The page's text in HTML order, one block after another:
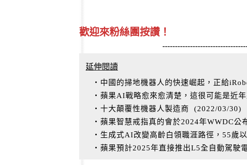
歡迎來粉絲團按讚！
延伸閱讀
‧中國的掃地機器人的快速崛起，正給
‧蘋果AI戰略愈來愈清楚，這很可能是近
‧十大顛覆性機器人製造商
(2022/03/30)
‧蘋果智慧戒指真的會於2024年WWDC公
‧生成式AI改變高齡白領職涯路徑，55歲
‧蘋果預計2025年直接推出L5全自動駕駛